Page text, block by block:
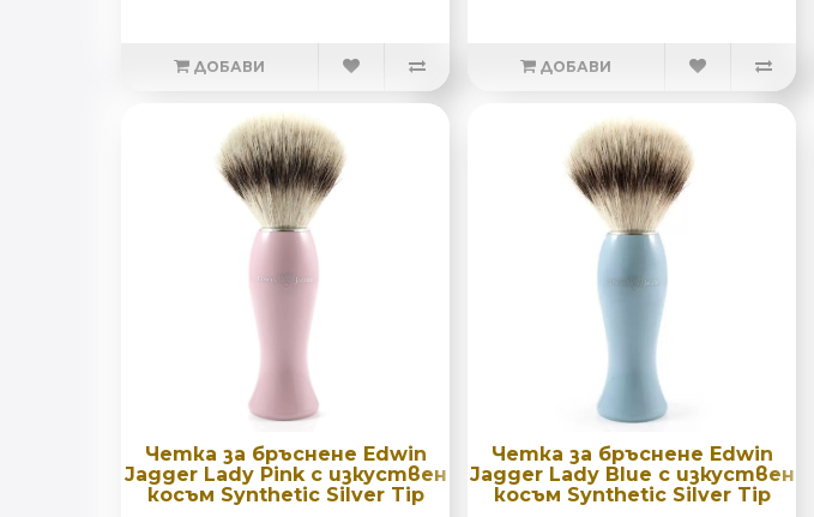
ДОБАВИ ДОБАВИ
Четка за бръснене Edwin
Jagger Lady Pink с изкуствен
косъм Synthetic Silver Tip
Четка за бръснене Edwin
Jagger Lady Blue с изкуствен
косъм Synthetic Silver Tip